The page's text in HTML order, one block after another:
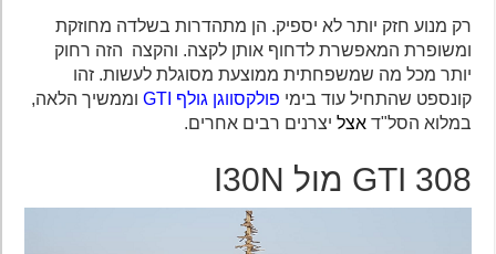
רק מנוע חזק יותר לא יספיק. הן מתהדרות בשלדה מחוזקת
ומשופרת המאפשרת לדחוף אותן לקצה. והקצה הזה רחוק
יותר מכל מה שמשפחתית ממוצעת מסוגלת לעשות. זהו
קונספט שהתחיל עוד בימיפולקסווגן גולף GTI
וממשיך הלאה,
במלוא הסל"דאצליצרנים רבים אחרים.
308 GTI מול I30N